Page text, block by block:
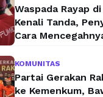
Waspada Rayap
Kenali Tanda,
Cara
KOMUNITAS
Partai Gerakan
ke Kemenkum,